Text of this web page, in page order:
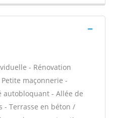
- Rénovation
maçonnerie -
autobloquant - Allée de
- Terrasse en béton /